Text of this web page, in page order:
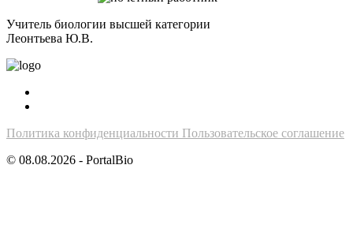
Учитель биологии высшей категории
Леонтьева Ю.В.
Политика конфиденциальности Пользовательское соглашение
© 08.08.2026 - PortalBio